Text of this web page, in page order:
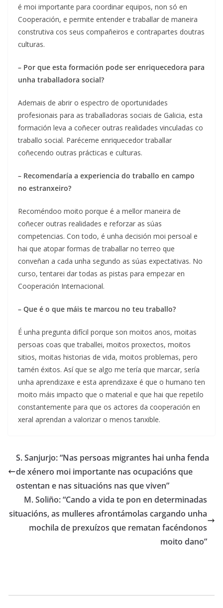
é moi importante para coordinar equipos, non só en
Cooperación, e permite entender e traballar de maneira
construtiva cos seus compañeiros e contrapartes doutras
culturas.
– Por que esta formación pode ser enriquecedora para
unha traballadora social?
Ademais de abrir o espectro de oportunidades
profesionais para as traballadoras sociais de Galicia, esta
formación leva a coñecer outras realidades vinculadas co
traballo social. Paréceme enriquecedor traballar
coñecendo outras prácticas e culturas.
– Recomendaría a experiencia do traballo en campo
no estranxeiro?
Recoméndoo moito porque é a mellor maneira de
coñecer outras realidades e reforzar as súas
competencias. Con todo, é unha decisión moi persoal e
hai que atopar formas de traballar no terreo que
conveñan a cada unha segundo as súas expectativas. No
curso, tentarei dar todas as pistas para empezar en
Cooperación Internacional.
– Que é o que máis te marcou no teu traballo?
É unha pregunta difícil porque son moitos anos, moitas
persoas coas que traballei, moitos proxectos, moitos
sitios, moitas historias de vida, moitos problemas, pero
tamén éxitos. Así que se algo me tería que marcar, sería
unha aprendizaxe e esta aprendizaxe é que o humano ten
moito máis impacto que o material e que hai que repetilo
constantemente para que os actores da cooperación en
xeral aprendan a valorizar o menos tanxible.
S. Sanjurjo: “Nas persoas migrantes hai unha fenda
de xénero moi importante nas ocupacións que
ostentan e nas situacións nas que viven”
M. Soliño: “Cando a vida te pon en determinadas
situacións, as mulleres afrontámolas cargando unha
mochila de prexuízos que rematan facéndonos
moito dano”